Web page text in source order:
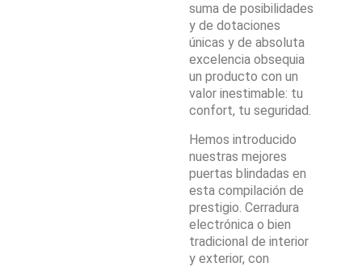
suma de posibilidades
y de dotaciones
únicas y de absoluta
excelencia obsequia
un producto con un
valor inestimable: tu
confort, tu seguridad.
Hemos introducido
nuestras mejores
puertas blindadas en
esta compilación de
prestigio. Cerradura
electrónica o bien
tradicional de interior
y exterior, con